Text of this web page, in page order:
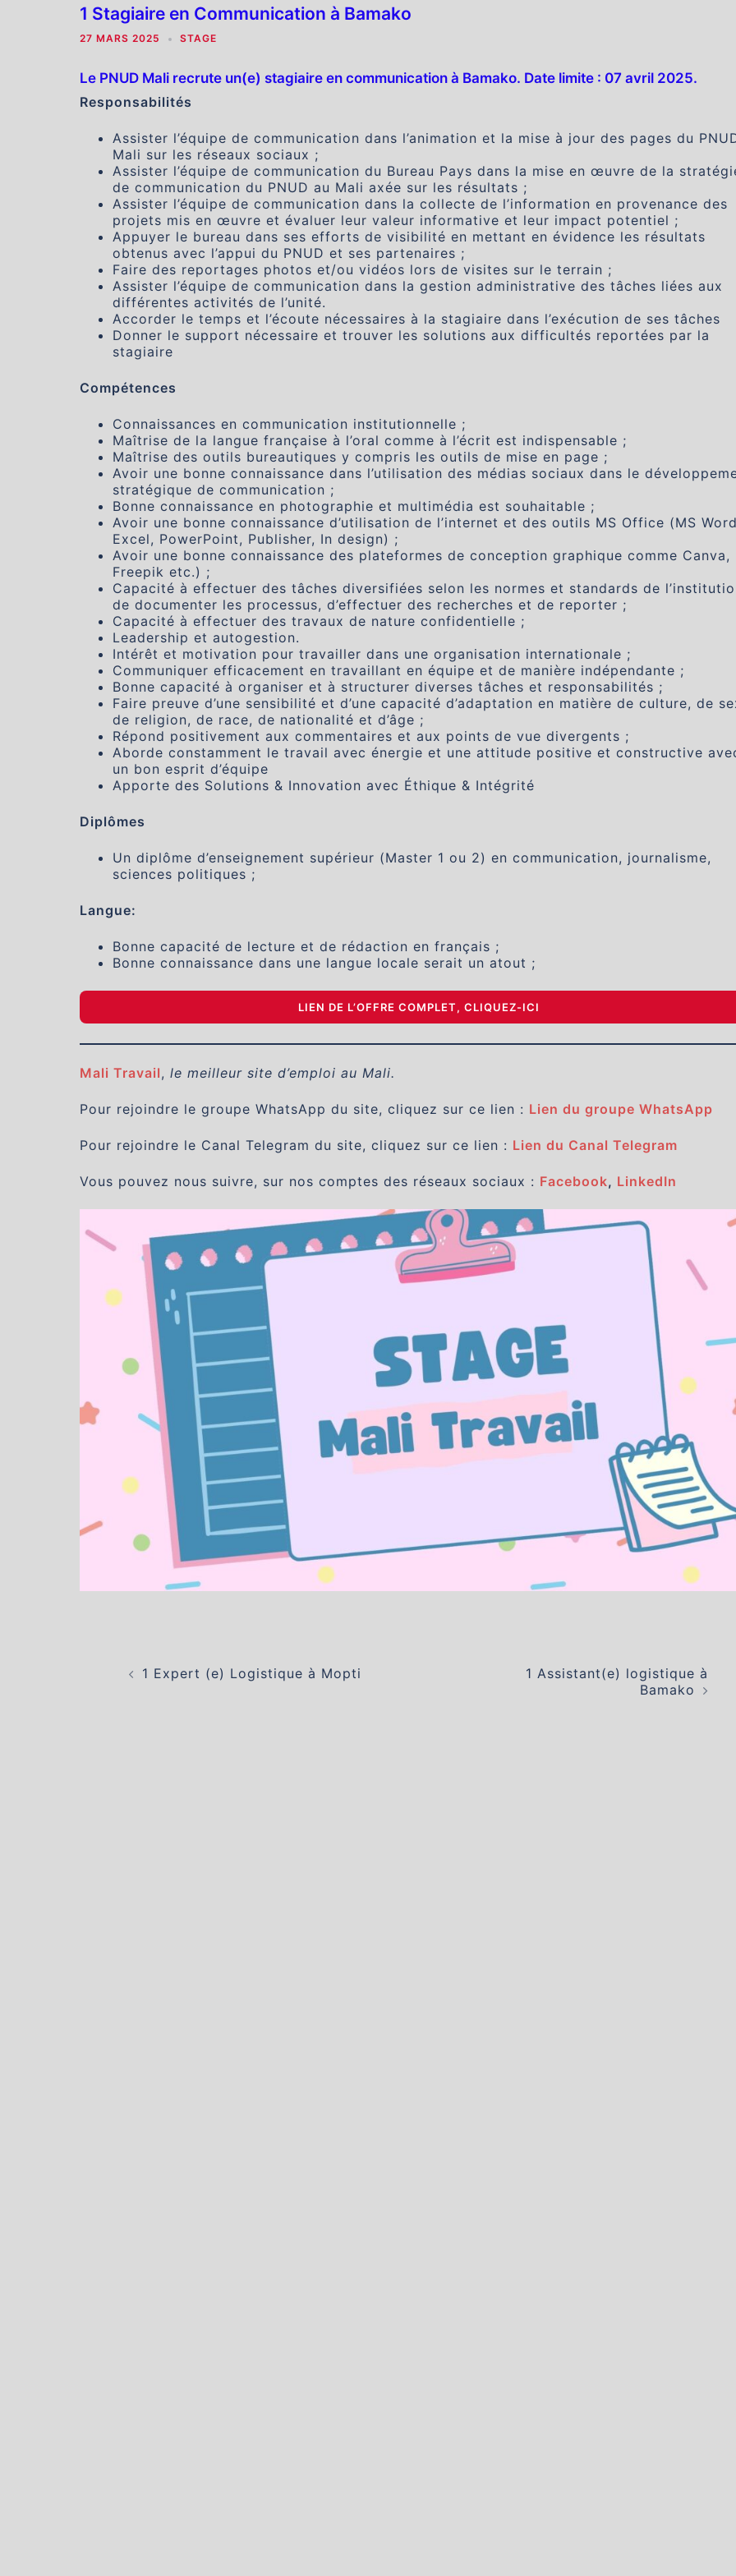
1 Stagiaire en Communication à Bamako
27 MARS 2025 STAGE
Le PNUD Mali recrute un(e) stagiaire en communication à Bamako. Date limite : 07 avril 2025.
Responsabilités
Assister l’équipe de communication dans l’animation et la mise à jour des pages du
Mali sur les réseaux sociaux ;
Assister l’équipe de communication du Bureau Pays dans la mise en œuvre de la
de communication du PNUD au Mali axée sur les résultats ;
Assister l’équipe de communication dans la collecte de l’information en provenance des
projets mis en œuvre et évaluer leur valeur informative et leur impact potentiel ;
Appuyer le bureau dans ses efforts de visibilité en mettant en évidence les résultats
obtenus avec l’appui du PNUD et ses partenaires ;
Faire des reportages photos et/ou vidéos lors de visites sur le terrain ;
Assister l’équipe de communication dans la gestion administrative des tâches liées aux
différentes activités de l’unité.
Accorder le temps et l’écoute nécessaires à la stagiaire dans l’exécution de ses tâches
Donner le support nécessaire et trouver les solutions aux difficultés reportées par la
stagiaire
Compétences
Connaissances en communication institutionnelle ;
Maîtrise de la langue française à l’oral comme à l’écrit est indispensable ;
Maîtrise des outils bureautiques y compris les outils de mise en page ;
Avoir une bonne connaissance dans l’utilisation des médias sociaux dans le
stratégique de communication ;
Bonne connaissance en photographie et multimédia est souhaitable ;
Avoir une bonne connaissance d’utilisation de l’internet et des outils MS Office (MS
Excel, PowerPoint, Publisher, In design) ;
Avoir une bonne connaissance des plateformes de conception graphique comme Canva,
Freepik etc.) ;
Capacité à effectuer des tâches diversifiées selon les normes et standards de
de documenter les processus, d’effectuer des recherches et de reporter ;
Capacité à effectuer des travaux de nature confidentielle ;
Leadership et autogestion.
Intérêt et motivation pour travailler dans une organisation internationale ;
Communiquer efficacement en travaillant en équipe et de manière indépendante ;
Bonne capacité à organiser et à structurer diverses tâches et responsabilités ;
Faire preuve d’une sensibilité et d’une capacité d’adaptation en matière de culture, de
de religion, de race, de nationalité et d’âge ;
Répond positivement aux commentaires et aux points de vue divergents ;
Aborde constamment le travail avec énergie et une attitude positive et constructive
un bon esprit d’équipe
Apporte des Solutions & Innovation avec Éthique & Intégrité
Diplômes
Un diplôme d’enseignement supérieur (Master 1 ou 2) en communication, journalisme,
sciences politiques ;
Langue:
Bonne capacité de lecture et de rédaction en français ;
Bonne connaissance dans une langue locale serait un atout ;
LIEN DE L’OFFRE COMPLET, CLIQUEZ-ICI
Mali Travail, le meilleur site d’emploi au Mali.
Pour rejoindre le groupe WhatsApp du site, cliquez sur ce lien : Lien du groupe WhatsApp
Pour rejoindre le Canal Telegram du site, cliquez sur ce lien : Lien du Canal Telegram
Vous pouvez nous suivre, sur nos comptes des réseaux sociaux : Facebook, LinkedIn
d’article 1 Expert (e) Logistique à Mopti
1 Assistant(e) logistique à
Bamako